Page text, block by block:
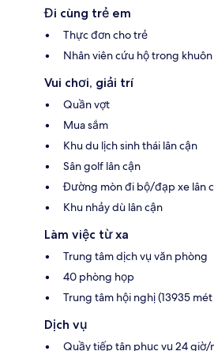
Đi cùng trẻ em
Thực đơn cho trẻ
Nhân viên cứu hộ trong
Vui chơi, giải trí
Quần vợt
Mua sắm
Khu du lịch sinh thái lân cận
Sân golf lân cận
Đường mòn đi bộ/đạp xe lân
Khu nhảy dù lân cận
Làm việc từ xa
Trung tâm dịch vụ văn phòng
40 phòng họp
Trung tâm hội nghị (13935
Dịch vụ
Quầy tiếp tân phục vụ 24 giờ/